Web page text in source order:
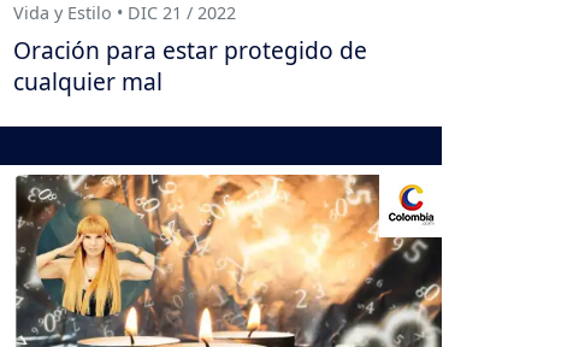
Vida y Estilo • DIC 21 / 2022
Oración para estar protegido de
cualquier mal